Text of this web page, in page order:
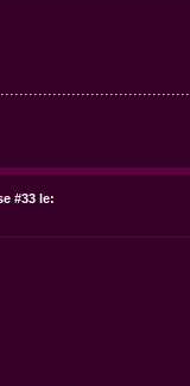
#33 le: